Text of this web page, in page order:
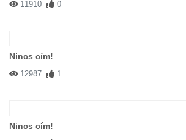
11910 0
Nincs cím!
12987 1
Nincs cím!